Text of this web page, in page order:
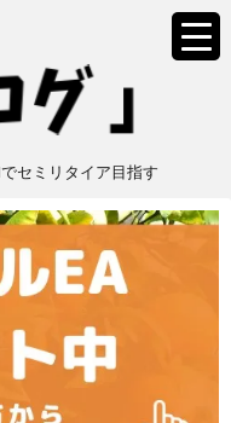
セミリタイア目指す